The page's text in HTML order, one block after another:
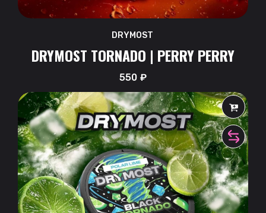
DRYMOST
DRYMOST TORNADO | PERRY PERRY
550₽